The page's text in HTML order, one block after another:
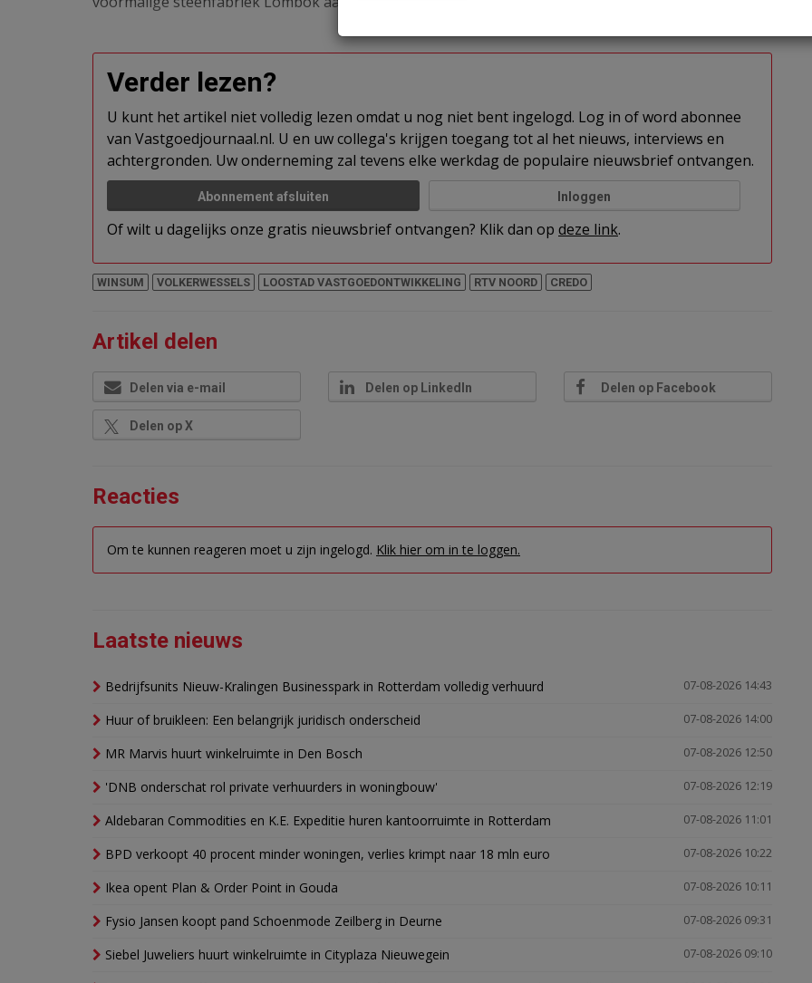
Verder lezen?
U kunt het artikel niet volledig lezen omdat u nog niet bent ingelogd. Log in of word abonnee
van Vastgoedjournaal.nl. U en uw collega's krijgen toegang tot al het nieuws, interviews en
achtergronden. Uw onderneming zal tevens elke werkdag de populaire nieuwsbrief ontvangen.
Abonnement afsluiten Inloggen
Of wilt u dagelijks onze gratis nieuwsbrief ontvangen? Klik dan op deze link.
WINSUM VOLKERWESSELS LOOSTAD VASTGOEDONTWIKKELING RTV NOORD CREDO
Artikel delen
Delen via e-mail Delen op LinkedIn Delen op Facebook
Delen op X
Reacties
Om te kunnen reageren moet u zijn ingelogd. Klik hier om in te loggen.
Laatste nieuws
07-08-2026 14:43
Bedrijfsunits Nieuw-Kralingen Businesspark in Rotterdam volledig verhuurd
07-08-2026 14:00
Huur of bruikleen: Een belangrijk juridisch onderscheid
07-08-2026 12:50
MR Marvis huurt winkelruimte in Den Bosch
07-08-2026 12:19
'DNB onderschat rol private verhuurders in woningbouw'
07-08-2026 11:01
Aldebaran Commodities en K.E. Expeditie huren kantoorruimte in Rotterdam
07-08-2026 10:22
BPD verkoopt 40 procent minder woningen, verlies krimpt naar 18 mln euro
07-08-2026 10:11
Ikea opent Plan & Order Point in Gouda
07-08-2026 09:31
Fysio Jansen koopt pand Schoenmode Zeilberg in Deurne
07-08-2026 09:10
Siebel Juweliers huurt winkelruimte in Cityplaza Nieuwegein